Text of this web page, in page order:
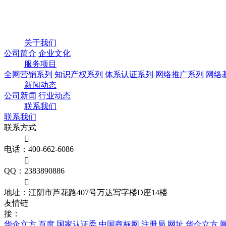
关于我们
公司简介 企业文化
服务项目
全网营销系列 知识产权系列 体系认证系列 网络推广系列 网络
新闻动态
公司新闻 行业动态
联系我们
联系我们
联系方式

电话：400-662-6086

QQ：2383890886

地址：江阴市芦花路407号万达写字楼D座14楼
友情链
接：
华企立方 百度 国家认证委 中国商标网 注册局.网址 华企立方.